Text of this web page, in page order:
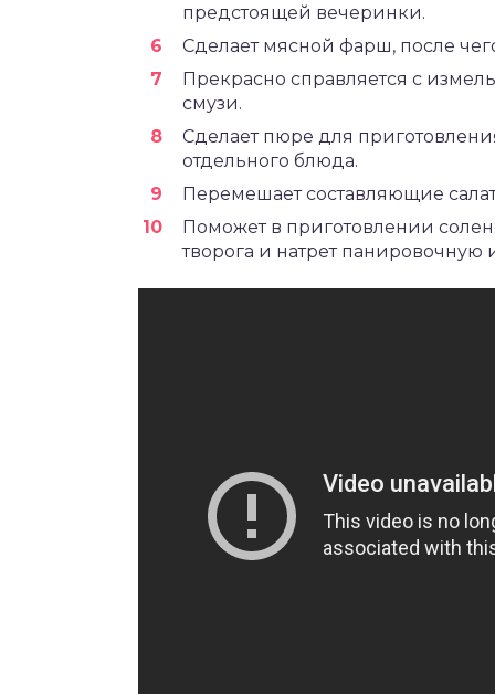
предстоящей вечеринки.
Сделает мясной фарш, после
Прекрасно справляется с
смузи.
Сделает пюре для
отдельного блюда.
Перемешает составляющие
Поможет в приготовлении
творога и натрет